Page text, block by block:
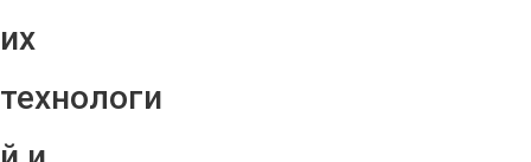
их
технологи